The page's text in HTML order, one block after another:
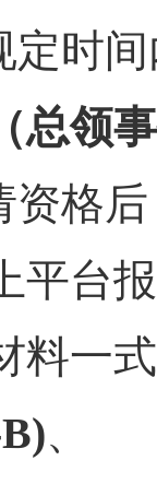
定时
总领
资格
平台
料一
、